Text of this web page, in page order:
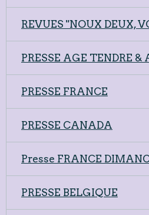
REVUES "NOUX DEUX,
PRESSE AGE TENDRE &
PRESSE FRANCE
PRESSE CANADA
Presse FRANCE
PRESSE BELGIQUE